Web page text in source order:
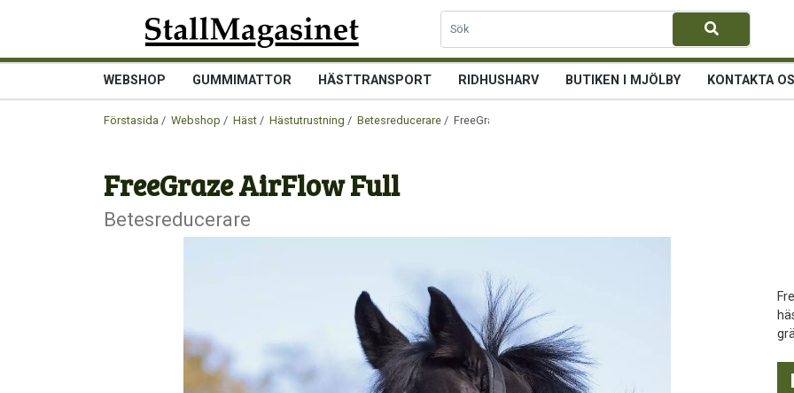
WEBSHOP GUMMIMATTOR HÄSTTRANSPORT RIDHUSHARV BUTIKEN I MJÖLBY KONTAKTA
Förstasida / Webshop / Häst / Hästutrustning / Betesreducerare / FreeGraze AirFlow Full
FreeGraze AirFlow Full
Betesreducerare